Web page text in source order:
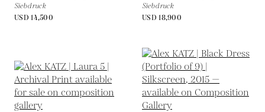
Siebdruck
USD 14,500
Siebdruck
USD 18,900